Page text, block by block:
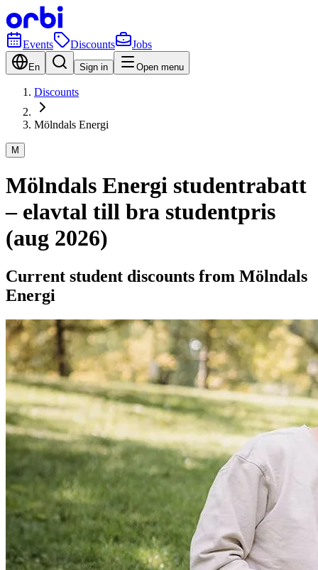
Events Discounts Jobs
En Sign in Open menu
Discounts
Mölndals Energi
M
Mölndals Energi studentrabatt
– elavtal till bra studentpris
(aug 2026)
Current student discounts from Mölndals
Energi